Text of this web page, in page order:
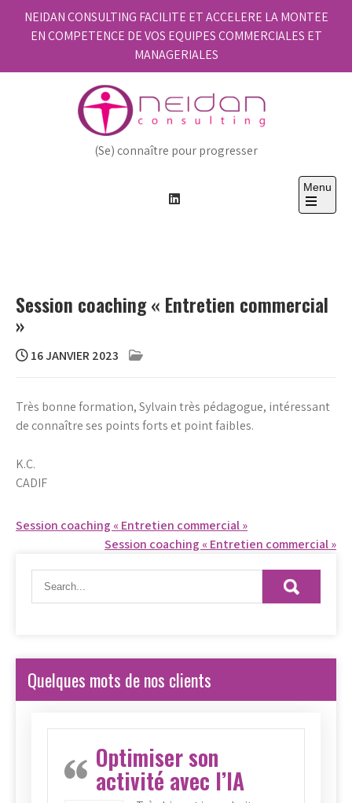
NEIDAN CONSULTING FACILITE ET ACCELERE LA MONTEE
EN COMPETENCE DE VOS EQUIPES COMMERCIALES ET
MANAGERIALES
(Se) connaître pour progresser
Menu
Open
Session coaching « Entretien commercial
»
16 JANVIER 2023
Très bonne formation, Sylvain très pédagogue, intéressant
de connaître ses points forts et point faibles.
K.C.
CADIF
Navigation
l’article
Session coaching « Entretien commercial »
Session coaching « Entretien commercial »
Quelques mots de nos clients
Optimiser son
activité avec l’IA